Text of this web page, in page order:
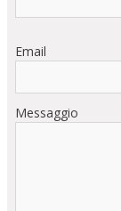
Email
Messaggio